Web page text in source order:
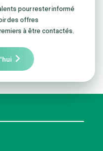
pour rester informé
des offres
à être contactés.